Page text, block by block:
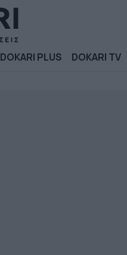
DOKARI PLUS DOKARI TV